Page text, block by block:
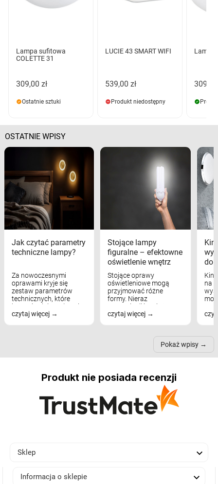
Lampa sufitowa
COLETTE 31
309,00 zł
Ostatnie sztuki
LUCIE 43 SMART WIFI
539,00 zł
Produkt niedostępny
Lampa
309,00
OSTATNIE WPISY
Jak czytać parametry
techniczne lampy?
Za nowoczesnymi
oprawami kryje się
zestaw parametrów
technicznych, które
bezpośrednio wpływają
na komfort widzenia,
czytaj więcej
Stojące lampy
figuralne – efektowne
oświetlenie wnętrz
Stojące oprawy
oświetleniowe mogą
przyjmować różne
formy. Nieraz
wspominaliśmy już
modele na łukowych
nich może przydać się w
czytaj więcej
na
Pokaż wpisy
Produkt nie posiada recenzji
Sklep 
Informacja o sklepie 